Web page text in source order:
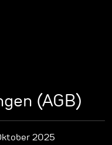
(AGB)
2025